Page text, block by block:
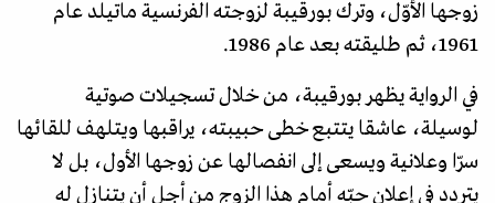
زوجها الأوّل، وترك بورقيبة لزوجته الفرنسية ماتيلد عام
1961، ثم طليقته بعد عام 1986.
في الرواية يظهر بورقيبة، من خلال تسجيلات صوتية
لوسيلة، عاشقا يتتبع خطى حبيبته، يراقبها ويتلهف للقائها
سرّا وعلانية ويسعى إلى انفصالها عن زوجها الأول، بل لا
يتردد في إعلان حبّه أمام هذا الزوج من أجل أن يتنازل له